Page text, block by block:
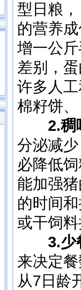
型日粮
的营养
增一公
差别，
许多人
棉籽饼
2.稠
分泌减
必降低
能加强
的时间
或干饲
3.少
来决定
从7日龄